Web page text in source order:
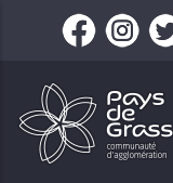
contenu
principal